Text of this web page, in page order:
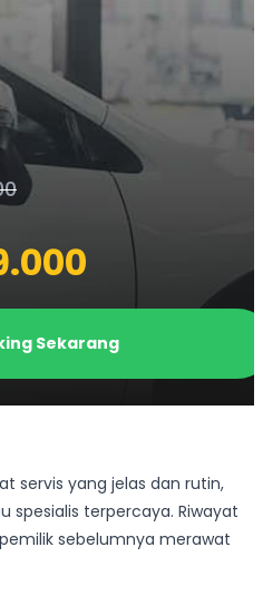
servis yang jelas dan rutin,
spesialis terpercaya. Riwayat
sebelumnya merawat